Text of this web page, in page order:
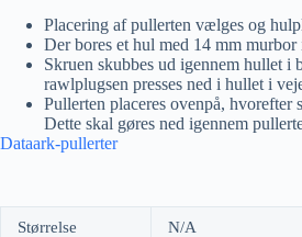
Placering af pullerten vælges og
Der bores et hul med 14 mm
Skruen skubbes ud igennem hullet i
rawlplugsen presses ned i hullet i
Pullerten placeres ovenpå, hvorefter
Dette skal gøres ned igennem
Dataark-pullerter
Størrelse N/A